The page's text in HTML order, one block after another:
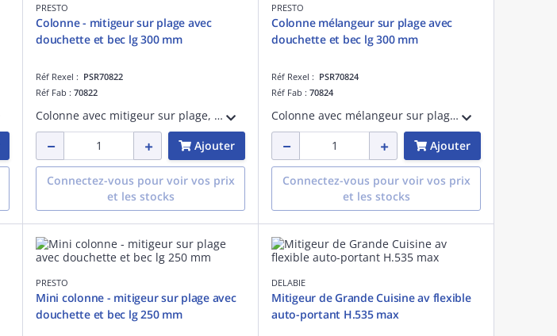
PRESTO
Colonne - mitigeur sur plage avec
douchette et bec lg 300 mm
Réf Rexel : PSR70822
Réf Fab : 70822
Colonne avec mitigeur sur plage, et douchette ergonomique 2 jets réglable, avec bec de longueur 300 mm. Hauteur de fixeation : 632 mm. Support mural réglable. Cartouche céramique. Débit 20L/min à 3 bar. Douchette 12L/min à 3 bar
Ajouter
Connectez-vous pour voir vos prix
et les stocks
PRESTO
Colonne mélangeur sur plage avec
douchette et bec lg 300 mm
Réf Rexel : PSR70824
Réf Fab : 70824
Colonne avec mélangeur sur plage, et douchette ergonomique 2 jets réglable, avec bec de longueur 300 mm. Hauteur de fixeation : 607 mm. Support mural réglable. Tête céramique 1/4 de tour plein débit. Débit 26L/min à 3 bar. Douchette 12L/min
Ajouter
Connectez-vous pour voir vos prix
et les stocks
PRESTO
Mini colonne - mitigeur sur plage avec
douchette et bec lg 250 mm
DELABIE
Mitigeur de Grande Cuisine av flexible
auto-portant H.535 max